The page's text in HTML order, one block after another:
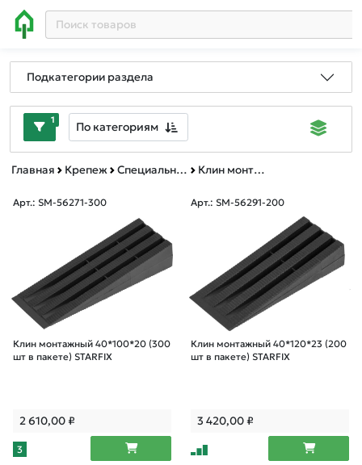
Подкатегории раздела
1 По категориям
Главная Крепеж Специальный крепеж Клин монтажный
Арт.: SM-56271-300
Клин монтажный 40*100*20 (300
шт в пакете) STARFIX
2 610,00₽
3
Арт.: SM-56291-200
Клин монтажный 40*120*23 (200
шт в пакете) STARFIX
3 420,00₽